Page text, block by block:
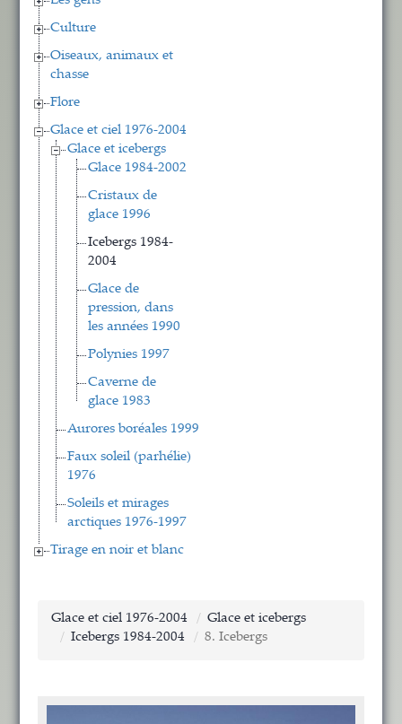
Culture
Oiseaux, animaux et
chasse
Flore
Glace et ciel 1976-2004
Glace et icebergs
Glace 1984-2002
Cristaux de
glace 1996
Icebergs 1984-
2004
Glace de
pression, dans
les années 1990
Polynies 1997
Caverne de
glace 1983
Aurores boréales 1999
Faux soleil (parhélie)
1976
Soleils et mirages
arctiques 1976-1997
Tirage en noir et blanc
Glace et ciel 1976-2004
Glace et icebergs
Icebergs 1984-2004
8. Icebergs